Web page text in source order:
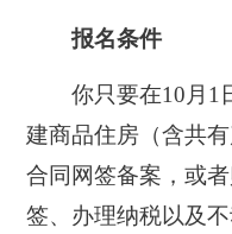
报名条件
你只要在10月1
建商品住房（含共
合同网签备案，或
签、办理纳税以及